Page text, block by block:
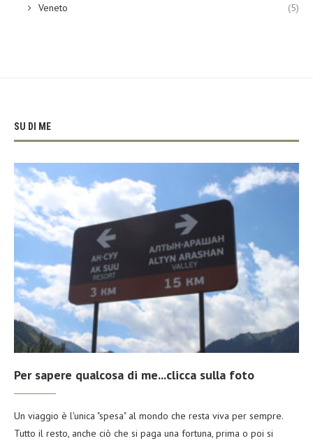
Veneto (5)
SU DI ME
Per sapere qualcosa di me...clicca sulla foto
Un viaggio è l'unica "spesa" al mondo che resta viva per sempre.
Tutto il resto, anche ciò che si paga una fortuna, prima o poi si